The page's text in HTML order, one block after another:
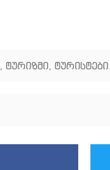
, ტურიზმი, ტურისტები